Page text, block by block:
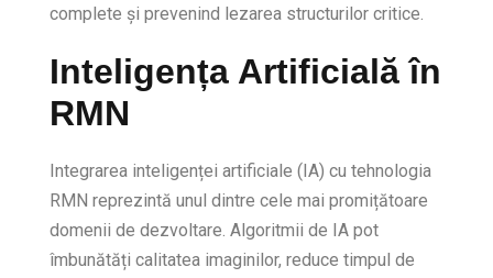
complete și prevenind lezarea structurilor critice.
Inteligența Artificială în
RMN
Integrarea inteligenței artificiale (IA) cu tehnologia
RMN reprezintă unul dintre cele mai promițătoare
domenii de dezvoltare. Algoritmii de IA pot
îmbunătăți calitatea imaginilor, reduce timpul de